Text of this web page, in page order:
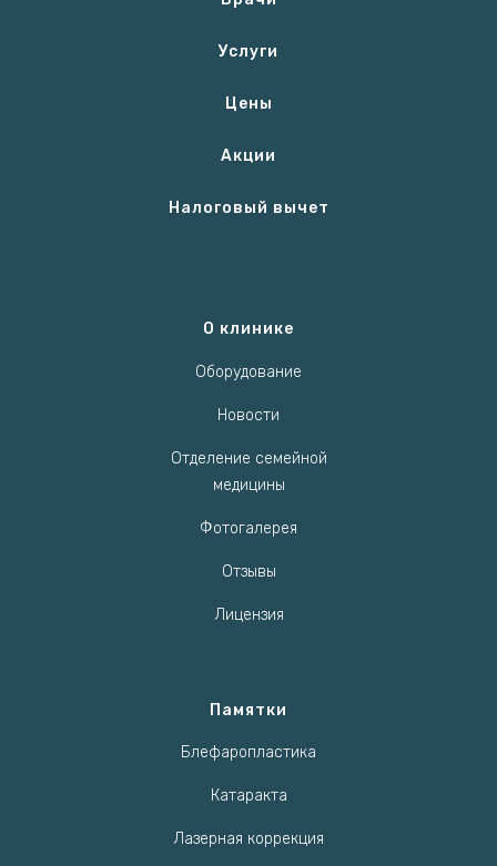
Услуги
Цены
Акции
Налоговый вычет
О клинике
Оборудование
Новости
Отделение семейной
медицины
Фотогалерея
Отзывы
Лицензия
Памятки
Блефаропластика
Катаракта
Лазерная коррекция